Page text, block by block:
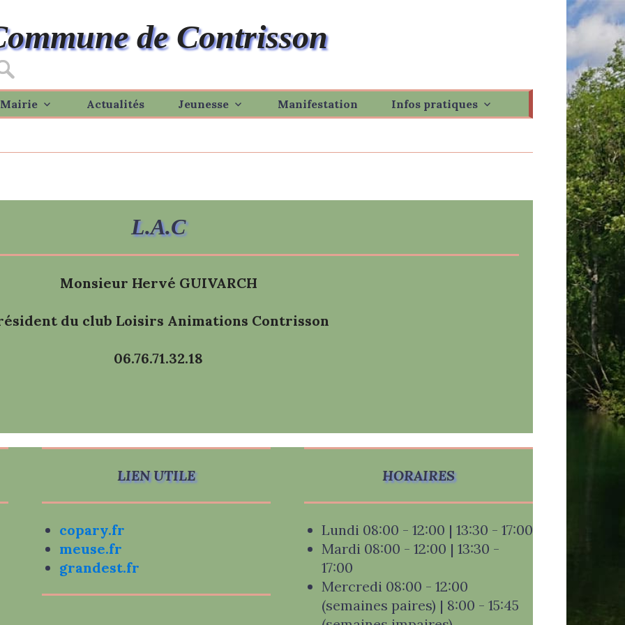
de Contrisson
Mairie Actualités Jeunesse Manifestation Infos pratiques
L.A.C
Monsieur Hervé GUIVARCH
du club Loisirs Animations Contrisson
06.76.71.32.18
LIEN UTILE
copary.fr
meuse.fr
grandest.fr
HORAIRES
Lundi 08:00 - 12:00 | 13:30 - 17:00
Mardi 08:00 - 12:00 | 13:30 -
17:00
Mercredi 08:00 - 12:00
(semaines paires) | 8:00 - 15:45